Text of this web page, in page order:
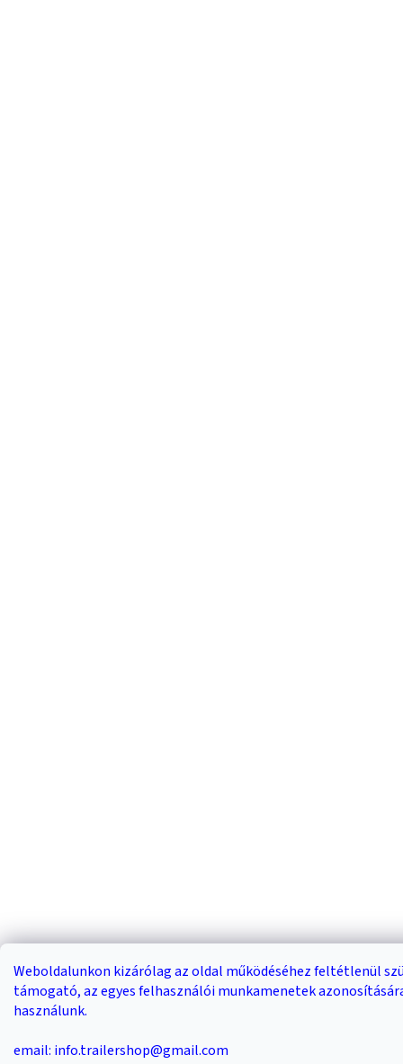
Weboldalunkon kizárólag az oldal működéséhez feltétlenül
támogató, az egyes felhasználói munkamenetek
használunk.
email: info.trailershop@gmail.com